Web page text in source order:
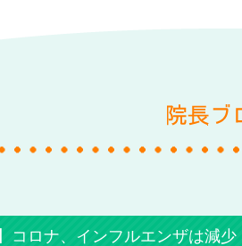
コロナ、インフルエンザは減少